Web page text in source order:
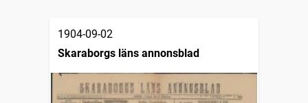
1904-09-02
Skaraborgs läns annonsblad